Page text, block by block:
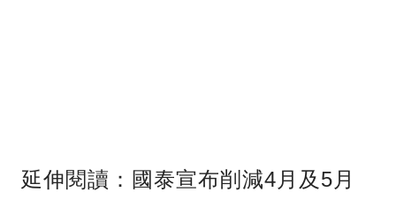
延伸閱讀：國泰宣布削減4月及5月